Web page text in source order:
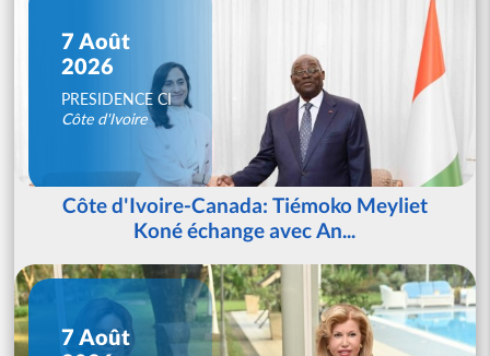
7 Août
2026
PRESIDENCE CI
Côte d'Ivoire
Côte d'Ivoire-Canada: Tiémoko Meyliet
Koné échange avec An...
7 Août